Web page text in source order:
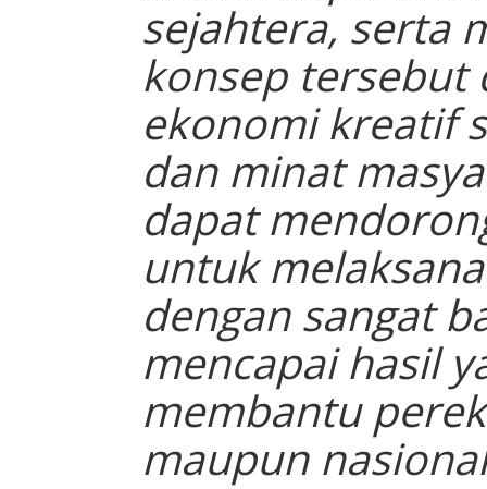
sejahtera, serta
konsep tersebut
ekonomi kreatif
dan minat
dapat
untuk
dengan sangat
mencapai hasil
membantu
maupun